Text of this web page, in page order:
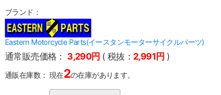
ブランド：
Eastern Motorcycle Parts(イースタンモーターサイクルパーツ)
通常販売価格： 3,290円 ( 税抜： 2,991円 )
通販在庫数： 現在2の在庫があります。